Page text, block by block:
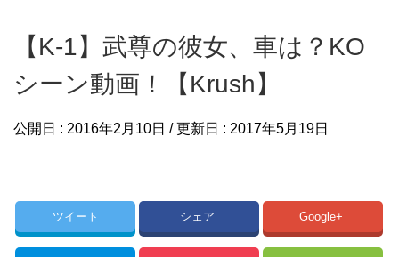
【K-1】武尊の彼女、車は？KO
シーン動画！【Krush】
公開日 : 2016年2月10日 / 更新日 : 2017年5月19日
ツイート シェア Google+